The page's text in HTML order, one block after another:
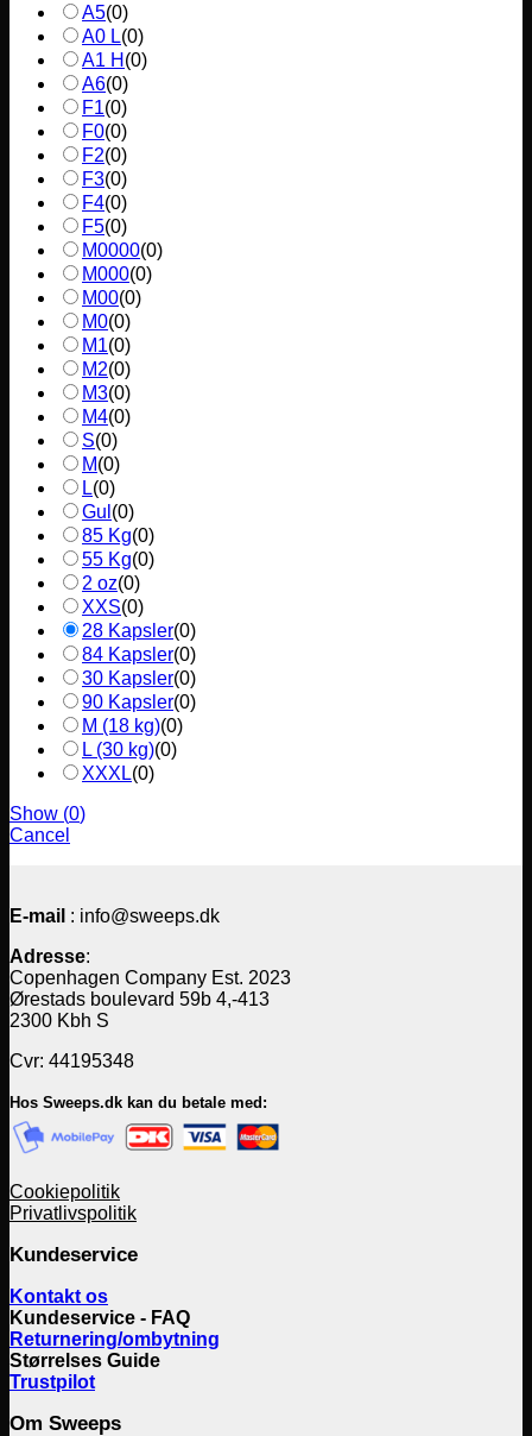
A5(0)
A0 L(0)
A1 H (0)
A6(0)
F1(0)
F0(0)
F2(0)
F3(0)
F4(0)
F5(0)
M0000(0)
M000(0)
M00(0)
M0(0)
M1(0)
M2(0)
M3(0)
M4(0)
S(0)
M(0)
L(0)
Gul (0)
85 Kg(0)
55 Kg(0)
2 oz(0)
XXS(0)
28 Kapsler(0)
84 Kapsler(0)
30 Kapsler(0)
90 Kapsler(0)
M (18 kg)(0)
L (30 kg)(0)
XXXL(0)
Show (0)
Cancel
E-mail : info@sweeps.dk
Adresse:
Copenhagen Company Est. 2023
Ørestads boulevard 59b 4,-413
2300 Kbh S
Cvr: 44195348
Hos Sweeps.dk kan du betale med:
Cookiepolitik
Privatlivspolitik
Kundeservice
Kontakt os
Kundeservice - FAQ
Returnering/ombytning
Størrelses Guide
Trustpilot
Om Sweeps